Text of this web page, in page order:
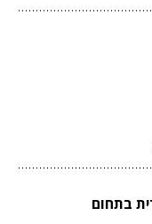
בתחום